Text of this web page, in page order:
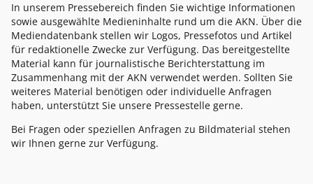
In unserem Pressebereich finden Sie wichtige Informationen
sowie ausgewählte Medieninhalte rund um die AKN. Über die
Mediendatenbank stellen wir Logos, Pressefotos und Artikel
für redaktionelle Zwecke zur Verfügung. Das bereitgestellte
Material kann für journalistische Berichterstattung im
Zusammenhang mit der AKN verwendet werden. Sollten Sie
weiteres Material benötigen oder individuelle Anfragen
haben, unterstützt Sie unsere Pressestelle gerne.
Bei Fragen oder speziellen Anfragen zu Bildmaterial stehen
wir Ihnen gerne zur Verfügung.